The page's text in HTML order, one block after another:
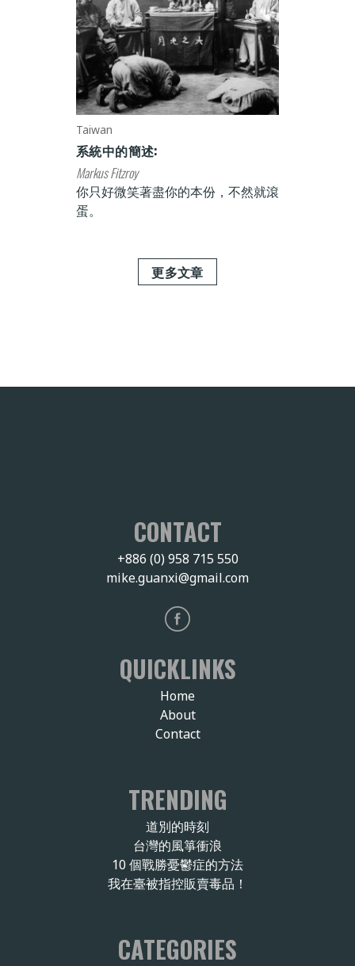
Taiwan
系統中的簡述:
Markus Fitzroy
你只好微笑著盡你的本份，不然就滾
蛋。
更多文章
CONTACT
+886 (0) 958 715 550
mike.guanxi@gmail.com
QUICKLINKS
Home
About
Contact
TRENDING
道別的時刻
台灣的風箏衝浪
10 個戰勝憂鬱症的方法
我在臺被指控販賣毒品！
CATEGORIES